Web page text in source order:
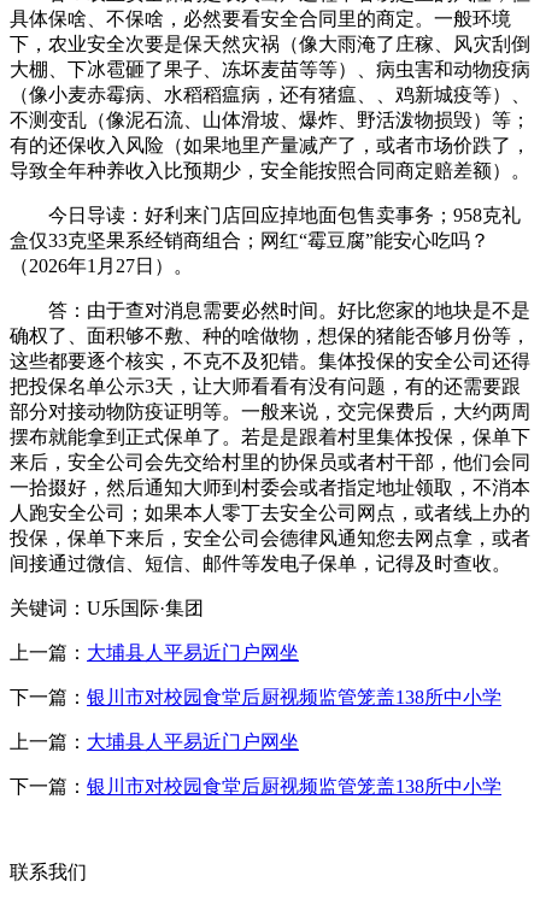
具体保啥、不保啥，必然要看安全合同里的商定。一般环境
下，农业安全次要是保天然灾祸（像大雨淹了庄稼、风灾刮倒
大棚、下冰雹砸了果子、冻坏麦苗等等）、病虫害和动物疫病
（像小麦赤霉病、水稻稻瘟病，还有猪瘟、、鸡新城疫等）、
不测变乱（像泥石流、山体滑坡、爆炸、野活泼物损毁）等；
有的还保收入风险（如果地里产量减产了，或者市场价跌了，
导致全年种养收入比预期少，安全能按照合同商定赔差额）。
今日导读：好利来门店回应掉地面包售卖事务；958克礼
盒仅33克坚果系经销商组合；网红“霉豆腐”能安心吃吗？
（2026年1月27日）。
答：由于查对消息需要必然时间。好比您家的地块是不是
确权了、面积够不敷、种的啥做物，想保的猪能否够月份等，
这些都要逐个核实，不克不及犯错。集体投保的安全公司还得
把投保名单公示3天，让大师看看有没有问题，有的还需要跟
部分对接动物防疫证明等。一般来说，交完保费后，大约两周
摆布就能拿到正式保单了。若是是跟着村里集体投保，保单下
来后，安全公司会先交给村里的协保员或者村干部，他们会同
一拾掇好，然后通知大师到村委会或者指定地址领取，不消本
人跑安全公司；如果本人零丁去安全公司网点，或者线上办的
投保，保单下来后，安全公司会德律风通知您去网点拿，或者
间接通过微信、短信、邮件等发电子保单，记得及时查收。
关键词：U乐国际·集团
上一篇： 大埔县人平易近门户网坐
下一篇： 银川市对校园食堂后厨视频监管笼盖138所中小学
上一篇： 大埔县人平易近门户网坐
下一篇： 银川市对校园食堂后厨视频监管笼盖138所中小学
联系我们